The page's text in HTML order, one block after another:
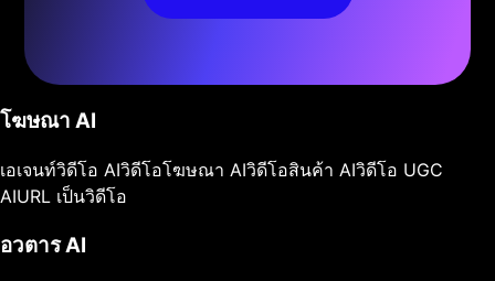
โฆษณา AI
เอเจนท์วิดีโอ AIวิดีโอโฆษณา AIวิดีโอสินค้า AIวิดีโอ UGC
AIURL เป็นวิดีโอ
อวตาร AI